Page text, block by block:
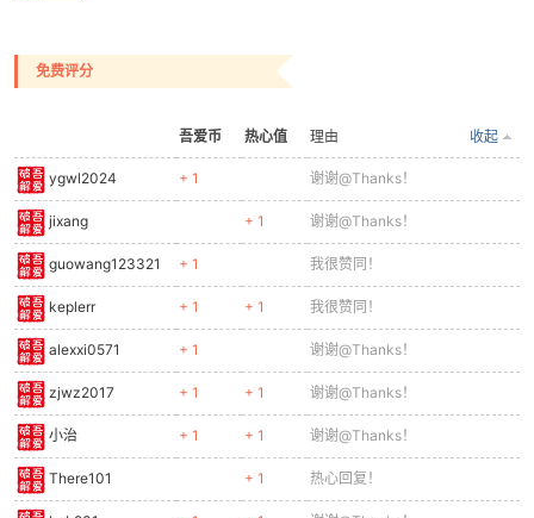
免费评分
吾爱币 热心值 收起
理由
ygwl2024 + 1 谢谢@Thanks！
jixang + 1 谢谢@Thanks！
guowang123321 + 1 我很赞同！
keplerr + 1 + 1 我很赞同！
alexxi0571 + 1 谢谢@Thanks！
zjwz2017 + 1 + 1 谢谢@Thanks！
小治 + 1 + 1 谢谢@Thanks！
There101 + 1 热心回复！